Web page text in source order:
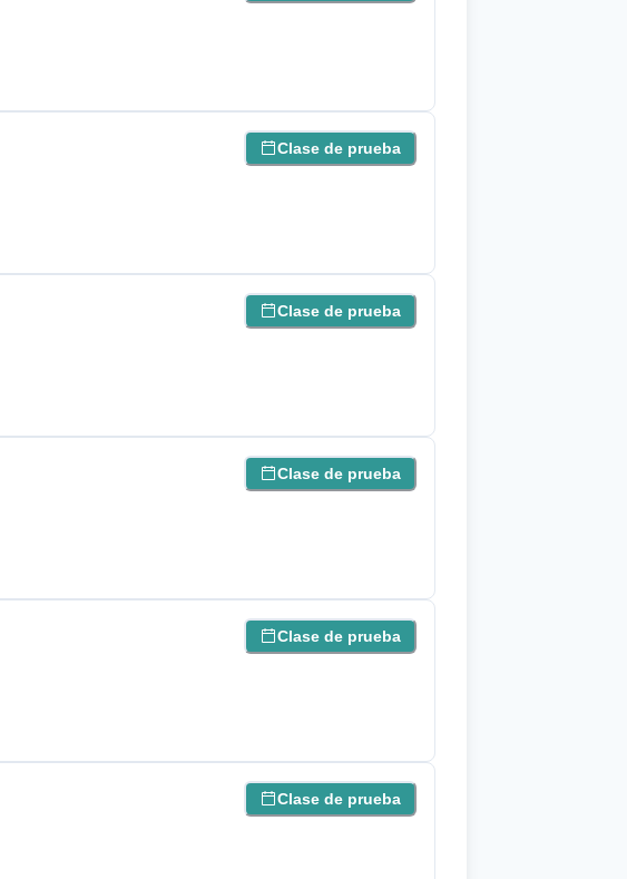
Clase de prueba
Clase de prueba
Clase de prueba
Clase de prueba
Clase de prueba